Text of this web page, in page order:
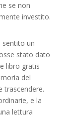
se non
investito.
sentito un
stato dato
libro gratis
del
trascendere.
e la
lettura